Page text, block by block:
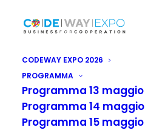
CODEWAY EXPO 2026
PROGRAMMA
Programma 13 maggio
Programma 14 maggio
Programma 15 maggio